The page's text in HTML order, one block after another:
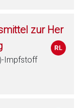
zur Her
Impfstoff